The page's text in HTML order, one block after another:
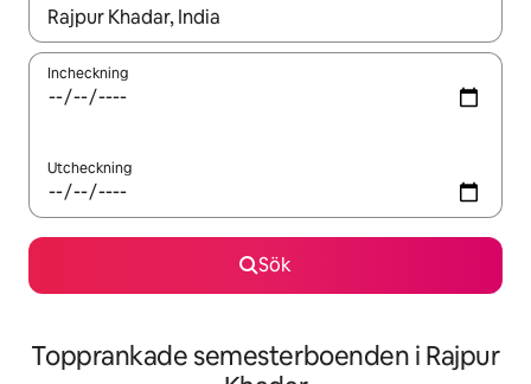
När resultaten är tillgängliga kan du navigera med upp- och
Incheckning
Utcheckning
Sök
Topprankade semesterboenden i Rajpur